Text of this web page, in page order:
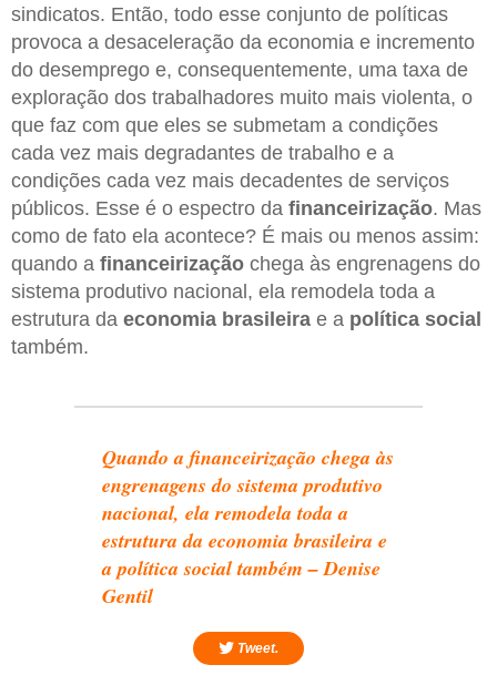
sindicatos. Então, todo esse conjunto de políticas
provoca a desaceleração da economia e incremento
do desemprego e, consequentemente, uma taxa de
exploração dos trabalhadores muito mais violenta, o
que faz com que eles se submetam a condições
cada vez mais degradantes de trabalho e a
condições cada vez mais decadentes de serviços
públicos. Esse é o espectro da financeirização. Mas
como de fato ela acontece? É mais ou menos assim:
quando a financeirização chega às engrenagens do
sistema produtivo nacional, ela remodela toda a
estrutura da economia brasileira e a política social
também.
Quando a financeirização chega às
engrenagens do sistema produtivo
nacional, ela remodela toda a
estrutura da economia brasileira e
a política social também – Denise
Gentil
Tweet.